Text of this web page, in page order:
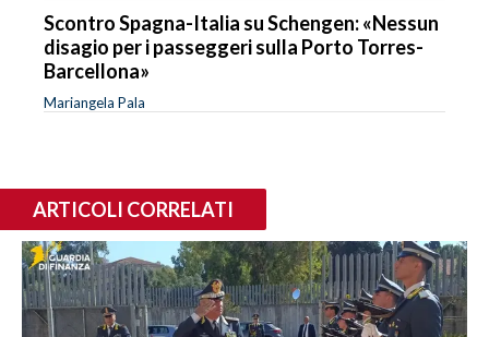
Scontro Spagna-Italia su Schengen: «Nessun
disagio per i passeggeri sulla Porto Torres-
Barcellona»
Mariangela Pala
ARTICOLI CORRELATI